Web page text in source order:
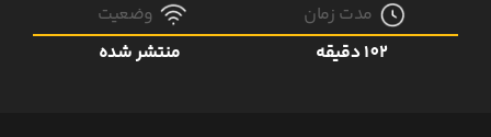
مدت زمان
102 دقیقه
وضعیت
منتشر شده